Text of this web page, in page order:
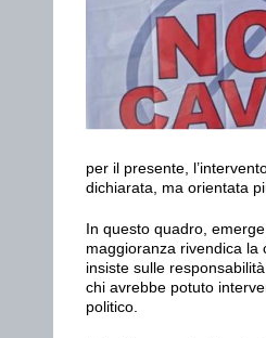
per il presente,
dichiarata, ma orientata
In questo quadro,
maggioranza rivendica la
insiste sulle
chi avrebbe potuto
politico.